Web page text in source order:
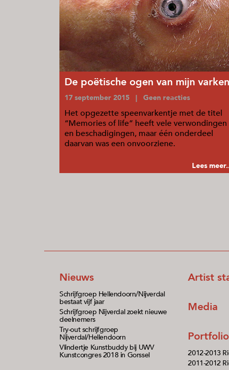
De poëtische ogen van mijn varken
17 september 2015 | Geen reacties
Het opgezette speenvarkentje met de titel
“Memories of life” heeft vele verwondingen
en beschadigingen, maar één onderdeel
daarvan was een onvoorziene.
Lees
Nieuws
Schrijfgroep Hellendoorn/Nijverdal
bestaat vijf jaar
Schrijfgroep Nijverdal zoekt nieuwe
deelnemers
Try-out schrijfgroep
Nijverdal/Hellendoorn
Vlindertje Kunstbuddy bij UWV
Kunstcongres 2018 in Gorssel
Artist
Media
2012-2013
2011-2012